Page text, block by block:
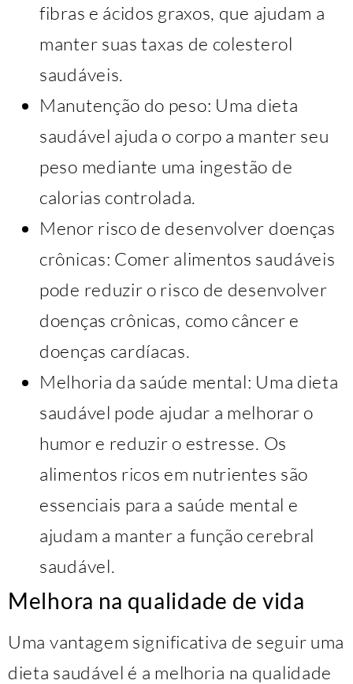
fibras e ácidos graxos, que ajudam a
manter suas taxas de colesterol
saudáveis.
Manutenção do peso: Uma dieta
saudável ajuda o corpo a manter seu
peso mediante uma ingestão de
calorias controlada.
Menor risco de desenvolver doenças
crônicas: Comer alimentos saudáveis ​​
pode reduzir o risco de desenvolver
doenças crônicas, como câncer e
doenças cardíacas.
Melhoria da saúde mental: Uma dieta
saudável pode ajudar a melhorar o
humor e reduzir o estresse. Os
alimentos ricos em nutrientes são
essenciais para a saúde mental e
ajudam a manter a função cerebral
saudável.
Melhora na qualidade de vida
Uma vantagem significativa de seguir uma
dieta saudável é a melhoria na qualidade